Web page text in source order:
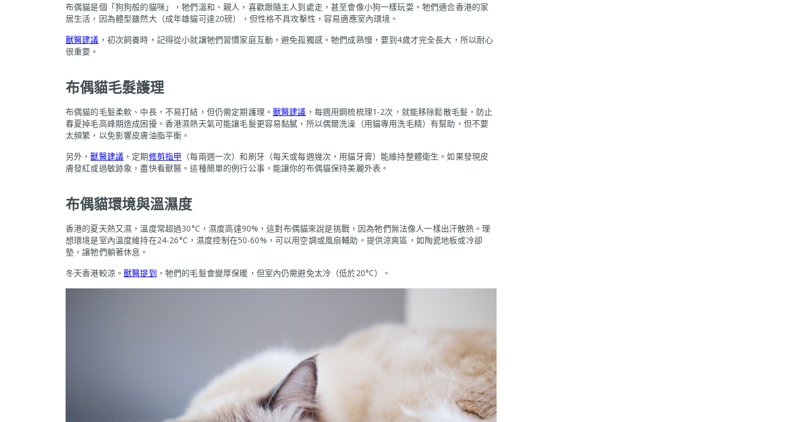
布偶貓是個「狗狗般的貓咪」，牠們溫和、親人，喜歡跟隨主人到處走，甚至會像小狗一樣玩耍。牠們適合香港的家
居生活，因為體型雖然大（成年雄貓可達20磅），但性格不具攻擊性，容易適應室內環境。
獸醫建議 ，初次飼養時，記得從小就讓牠們習慣家庭互動，避免孤獨感。牠們成熟慢，要到4歲才完全長大，所以耐心
很重要。
布偶貓毛髮護理
布偶貓的毛髮柔軟、中長，不易打結，但仍需定期護理。獸醫建議 ，每週用鋼梳梳理1-2次，就能移除鬆散毛髮，防止
春夏掉毛高峰期造成困擾。香港濕熱天氣可能讓毛髮更容易黏膩，所以偶爾洗澡（用貓專用洗毛精）有幫助，但不要
太頻繁，以免影響皮膚油脂平衡。
另外，獸醫建議 ，定期修剪指甲 （每兩週一次）和刷牙（每天或每週幾次，用貓牙膏）能維持整體衛生。如果發現皮
膚發紅或過敏跡象，盡快看獸醫。這種簡單的例行公事，能讓你的布偶貓保持美麗外表。
布偶貓環境與溫濕度
香港的夏天熱又濕，溫度常超過30°C，濕度高達90%，這對布偶貓來說是挑戰，因為牠們無法像人一樣出汗散熱。理
想環境是室內溫度維持在24-26°C，濕度控制在50-60%，可以用空調或風扇輔助。提供涼爽區，如陶瓷地板或冷卻
墊，讓牠們躺著休息。
冬天香港較涼。獸醫提到 ，牠們的毛髮會變厚保暖，但室內仍需避免太冷（低於20°C）。